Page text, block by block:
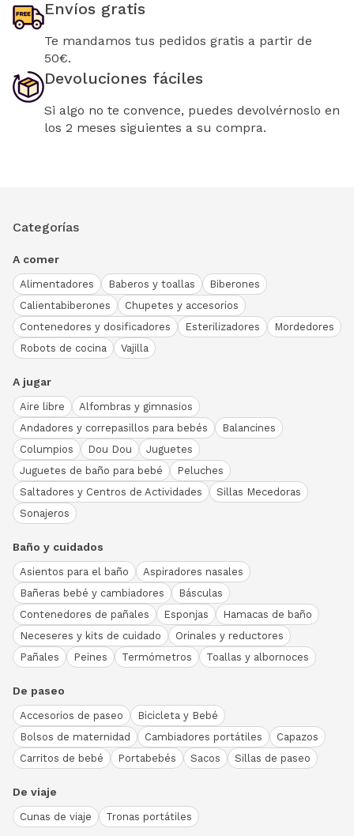
Envíos gratis
Te mandamos tus pedidos gratis a partir de
50€.
Devoluciones fáciles
Si algo no te convence, puedes devolvérnoslo en
los 2 meses siguientes a su compra.
Categorías
A comer
Alimentadores Baberos y toallas
Biberones
Calientabiberones
Chupetes y accesorios
Contenedores y dosificadores
Esterilizadores
Mordedores
Robots de cocina
Vajilla
A jugar
Aire libre
Alfombras y gimnasios
Andadores y correpasillos para bebés
Balancines
Columpios
Dou Dou
Juguetes
Juguetes de baño para bebé
Peluches
Saltadores y Centros de Actividades
Sillas Mecedoras
Sonajeros
Baño y cuidados
Asientos para el baño
Aspiradores nasales
Bañeras bebé y cambiadores
Básculas
Contenedores de pañales
Esponjas
Hamacas de baño
Neceseres y kits de cuidado
Orinales y reductores
Pañales
Peines Termómetros Toallas y albornoces
De paseo
Accesorios de paseo
Bicicleta y Bebé
Bolsos de maternidad
Cambiadores portátiles
Capazos
Carritos de bebé
Portabebés Sacos Sillas de paseo
De viaje
Cunas de viaje Tronas portátiles